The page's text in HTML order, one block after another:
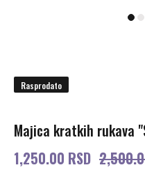
Rasprodato
Majica kratkih rukava
1,250.00 RSD